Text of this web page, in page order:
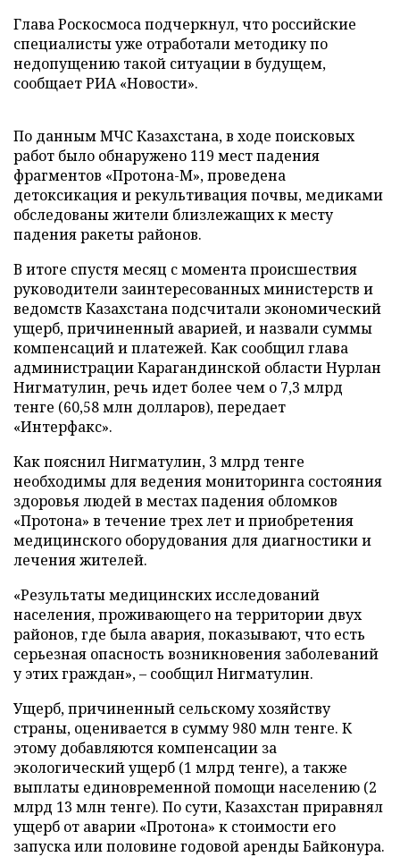
Глава Роскосмоса подчеркнул, что российские
специалисты уже отработали методику по
недопущению такой ситуации в будущем,
сообщает РИА «Новости».
По данным МЧС Казахстана, в ходе поисковых
работ было обнаружено 119 мест падения
фрагментов «Протона-М», проведена
детоксикация и рекультивация почвы, медиками
обследованы жители близлежащих к месту
падения ракеты районов.
В итоге спустя месяц с момента происшествия
руководители заинтересованных министерств и
ведомств Казахстана подсчитали экономический
ущерб, причиненный аварией, и назвали суммы
компенсаций и платежей. Как сообщил глава
администрации Карагандинской области Нурлан
Нигматулин, речь идет более чем о 7,3 млрд
тенге (60,58 млн долларов), передает
«Интерфакс».
Как пояснил Нигматулин, 3 млрд тенге
необходимы для ведения мониторинга состояния
здоровья людей в местах падения обломков
«Протона» в течение трех лет и приобретения
медицинского оборудования для диагностики и
лечения жителей.
«Результаты медицинских исследований
населения, проживающего на территории двух
районов, где была авария, показывают, что есть
серьезная опасность возникновения заболеваний
у этих граждан», – сообщил Нигматулин.
Ущерб, причиненный сельскому хозяйству
страны, оценивается в сумму 980 млн тенге. К
этому добавляются компенсации за
экологический ущерб (1 млрд тенге), а также
выплаты единовременной помощи населению (2
млрд 13 млн тенге). По сути, Казахстан приравнял
ущерб от аварии «Протона» к стоимости его
запуска или половине годовой аренды Байконура.